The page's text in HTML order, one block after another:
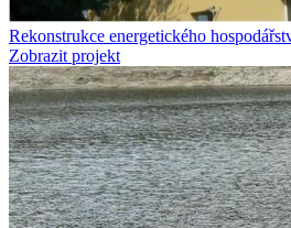
Rekonstrukce energetického
Zobrazit projekt